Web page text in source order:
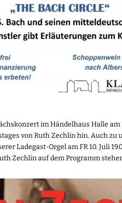
im Händelhaus Halle am
von Ruth Zechlin hin. Auch zu
Ladegast-Orgel am FR 10. Juli
Zechlin auf dem Programm